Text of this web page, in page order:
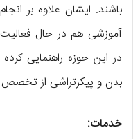
باشند. ایشان علاوه بر
آموزشی هم در حال
در این حوزه راهنمایی
بدن و پیکرتراشی از تخصص
خدمات: